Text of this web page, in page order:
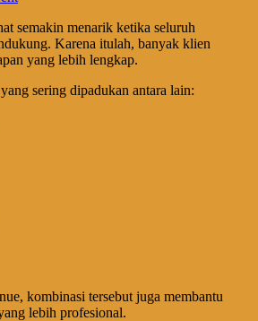
semakin menarik ketika seluruh
Karena itulah, banyak klien
yang lebih lengkap.
sering dipadukan antara lain:
kombinasi tersebut juga membantu
lebih profesional.